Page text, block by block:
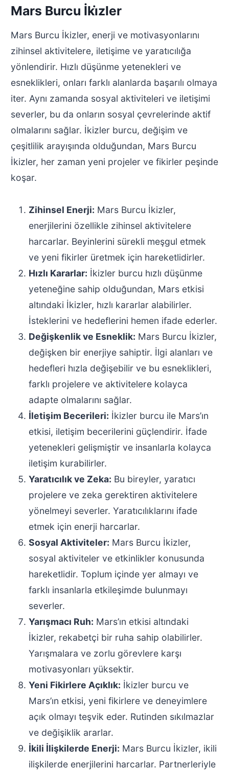
Mars Burcu İki̇zler
Mars Burcu İkizler, enerji ve motivasyonlarını
zihinsel aktivitelere, iletişime ve yaratıcılığa
yönlendirir. Hızlı düşünme yetenekleri ve
esneklikleri, onları farklı alanlarda başarılı olmaya
iter. Aynı zamanda sosyal aktiviteleri ve iletişimi
severler, bu da onların sosyal çevrelerinde aktif
olmalarını sağlar. İkizler burcu, değişim ve
çeşitlilik arayışında olduğundan, Mars Burcu
İkizler, her zaman yeni projeler ve fikirler peşinde
koşar.
Zihinsel Enerji: Mars Burcu İkizler,
enerjilerini özellikle zihinsel aktivitelere
harcarlar. Beyinlerini sürekli meşgul etmek
ve yeni fikirler üretmek için hareketlidirler.
Hızlı Kararlar: İkizler burcu hızlı düşünme
yeteneğine sahip olduğundan, Mars etkisi
altındaki İkizler, hızlı kararlar alabilirler.
İsteklerini ve hedeflerini hemen ifade ederler.
Değişkenlik ve Esneklik: Mars Burcu İkizler,
değişken bir enerjiye sahiptir. İlgi alanları ve
hedefleri hızla değişebilir ve bu esneklikleri,
farklı projelere ve aktivitelere kolayca
adapte olmalarını sağlar.
İletişim Becerileri: İkizler burcu ile Mars’ın
etkisi, iletişim becerilerini güçlendirir. İfade
yetenekleri gelişmiştir ve insanlarla kolayca
iletişim kurabilirler.
Yaratıcılık ve Zeka: Bu bireyler, yaratıcı
projelere ve zeka gerektiren aktivitelere
yönelmeyi severler. Yaratıcılıklarını ifade
etmek için enerji harcarlar.
Sosyal Aktiviteler: Mars Burcu İkizler,
sosyal aktiviteler ve etkinlikler konusunda
hareketlidir. Toplum içinde yer almayı ve
farklı insanlarla etkileşimde bulunmayı
severler.
Yarışmacı Ruh: Mars’ın etkisi altındaki
İkizler, rekabetçi bir ruha sahip olabilirler.
Yarışmalara ve zorlu görevlere karşı
motivasyonları yüksektir.
Yeni Fikirlere Açıklık: İkizler burcu ve
Mars’ın etkisi, yeni fikirlere ve deneyimlere
açık olmayı teşvik eder. Rutinden sıkılmazlar
ve değişiklik ararlar.
İkili İlişkilerde Enerji: Mars Burcu İkizler, ikili
ilişkilerde enerjilerini harcarlar. Partnerleriyle